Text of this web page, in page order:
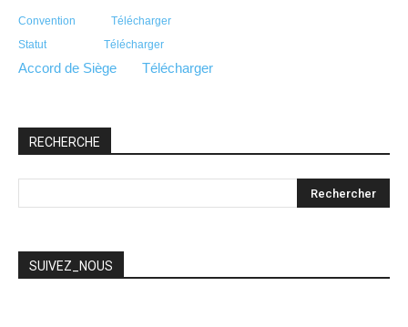
Convention Télécharger
Statut Télécharger
Accord de Siège Télécharger
RECHERCHE
SUIVEZ_NOUS